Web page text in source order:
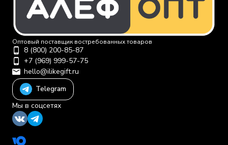
Оптовый поставщик востребованных товаров
8 (800) 200-85-87
+7 (969) 999-57-75
hello@ilikegift.ru
Telegram
Мы в соцсетях